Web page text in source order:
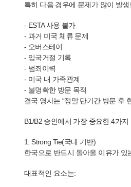
특히 다음 경우에 문제가 많이 발생
- ESTA 사용 불가
- 과거 미국 체류 문제
- 오버스테이
- 입국거절 기록
- 범죄이력
- 미국 내 가족관계
- 불명확한 방문 목적
결국 영사는 “정말 단기간 방문 후
B1/B2 승인에서 가장 중요한 4가지
1. Strong Tie(국내 기반)
한국으로 반드시 돌아올 이유가 있
대표적인 요소는: